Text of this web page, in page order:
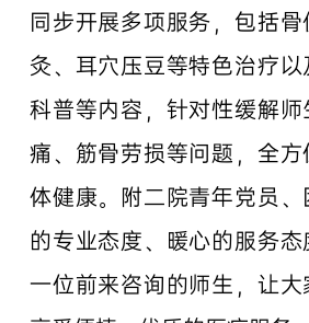
同步开展多项服务，包括
灸、耳穴压豆等特色治疗
科普等内容，针对性缓解
痛、筋骨劳损等问题，全
体健康。附二院青年党员
的专业态度、暖心的服务
一位前来咨询的师生，让